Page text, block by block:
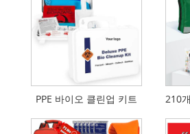
PPE 바이오 클린업 키트